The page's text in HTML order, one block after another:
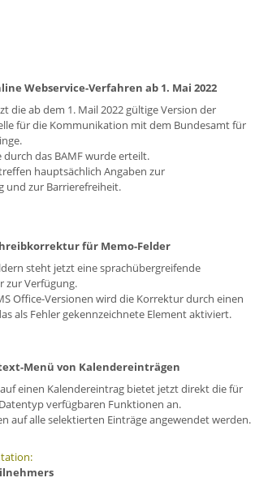
Webservice-Verfahren ab 1. Mai 2022
die ab dem 1. Mail 2022 gültige Version der
für die Kommunikation mit dem Bundesamt für
durch das BAMF wurde erteilt.
hauptsächlich Angaben zur
und zur Barrierefreiheit.
für Memo-Felder
steht jetzt eine sprachübergreifende
zur Verfügung.
Office-Versionen wird die Korrektur durch einen
als Fehler gekennzeichnete Element aktiviert.
Menü von Kalendereinträgen
einen Kalendereintrag bietet jetzt direkt die für
verfügbaren Funktionen an.
auf alle selektierten Einträge angewendet werden.